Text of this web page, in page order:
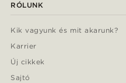
RÓLUNK
Kik vagyunk és mit akarunk?
Karrier
Új cikkek
Sajtó